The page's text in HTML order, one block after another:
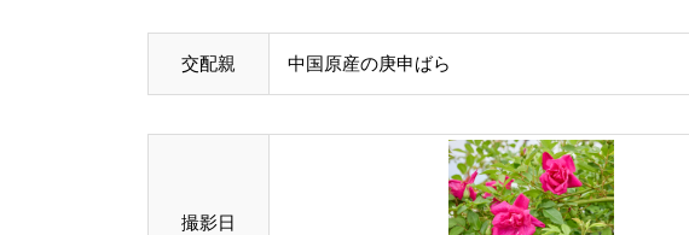
交配親 中国原産の庚申ばら
撮影日